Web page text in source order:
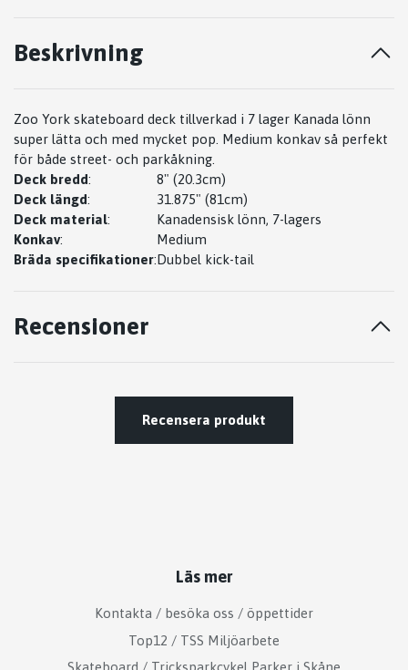
Beskrivning
Zoo York skateboard deck tillverkad i 7 lager Kanada lönn
super lätta och med mycket pop. Medium konkav så perfekt
för både street- och parkåkning.
Deck bredd:
8" (20.3cm)
Deck längd:
31.875" (81cm)
Deck material:
Kanadensisk lönn, 7-lagers
Konkav:
Medium
Bräda specifikationer:Dubbel kick-tail
Recensioner
Recensera produkt
Läs mer
Kontakta / besöka oss / öppettider
Top12 / TSS Miljöarbete
Skateboard / Tricksparkcykel Parker i Skåne